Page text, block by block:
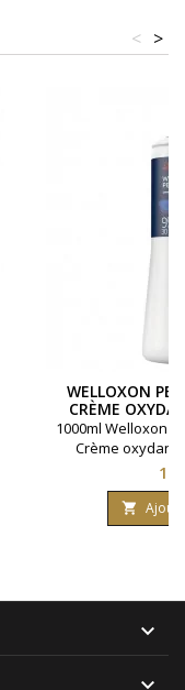
>
<
WELLOXON
CRÈME
1000ml Welloxon
Crème

